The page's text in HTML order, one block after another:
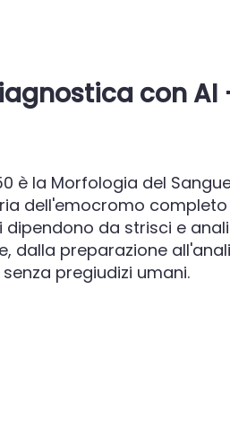
conAI
è la Morfologia del
dell'emocromo
dipendono da strisci e
dalla preparazione
pregiudizi umani.